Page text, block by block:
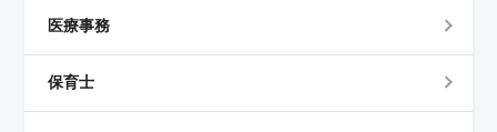
医療事務
保育士